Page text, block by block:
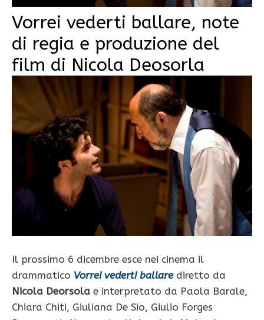
Vorrei vederti ballare, note
di regia e produzione del
film di Nicola Deosorla
Il prossimo 6 dicembre esce nei cinema il
drammatico Vorrei vederti ballare diretto da
Nicola Deorsola e interpretato da Paola Barale,
Chiara Chiti, Giuliana De Sio, Giulio Forges